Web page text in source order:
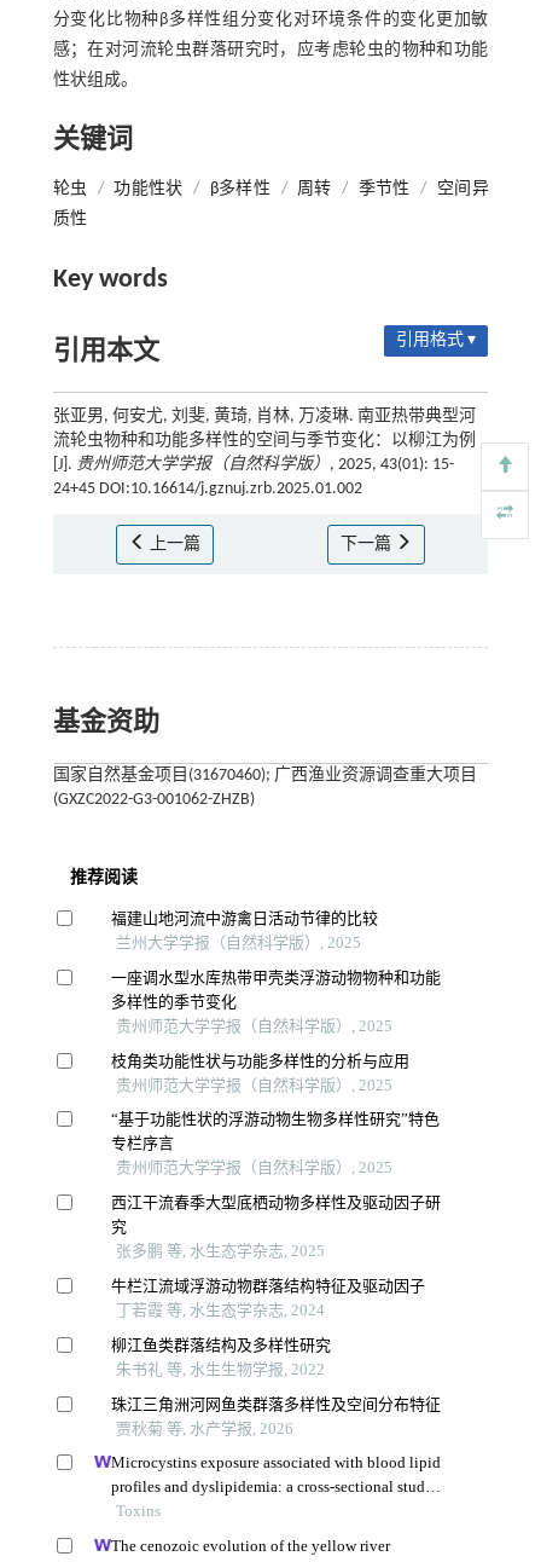
分变化比物种β多样性组分变化对环境条件的变化更加敏
感；在对河流轮虫群落研究时，应考虑轮虫的物种和功能
性状组成。
关键词
轮虫 / 功能性状 / β多样性 / 周转 / 季节性 /
空间异
质性
Key words
引用本文 引用格式 ▾
张亚男, 何安尤, 刘斐, 黄琦, 肖林, 万凌琳. 南亚热带典型河
流轮虫物种和功能多样性的空间与季节变化：以柳江为例
[J]. 贵州师范大学学报（自然科学版） , 2025, 43(01): 15-
24+45 DOI:10.16614/j.gznuj.zrb.2025.01.002
上一篇 下一篇
基金资助
国家自然基金项目(31670460); 广西渔业资源调查重大项目
(GXZC2022-G3-001062-ZHZB)